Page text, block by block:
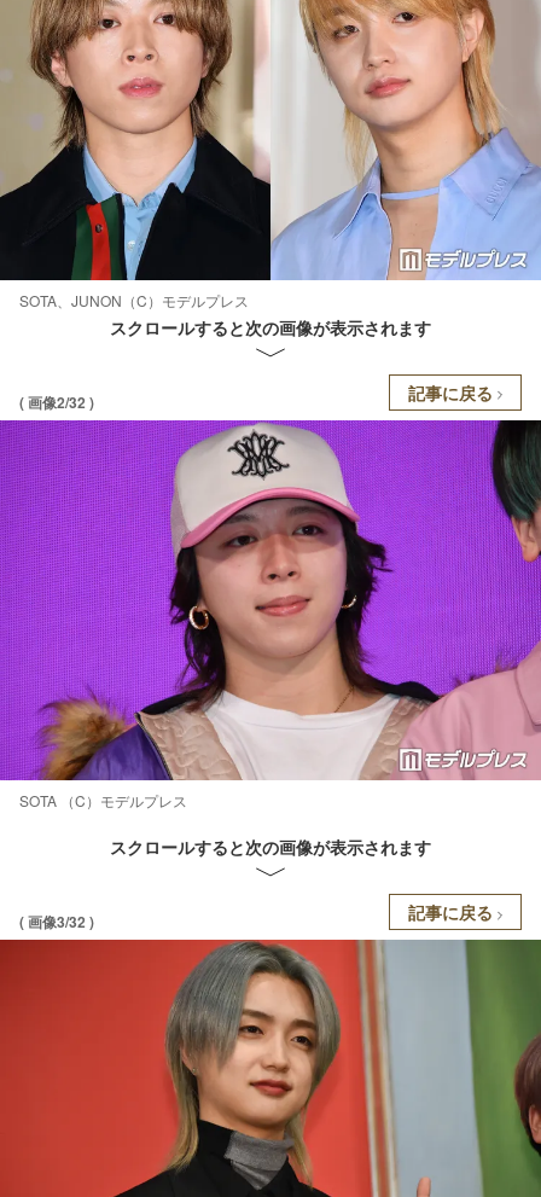
SOTA、JUNON（C）モデルプレス
スクロールすると次の画像が表示されます
( 画像2/32 ) 記事に戻る
SOTA （C）モデルプレス
スクロールすると次の画像が表示されます
( 画像3/32 ) 記事に戻る